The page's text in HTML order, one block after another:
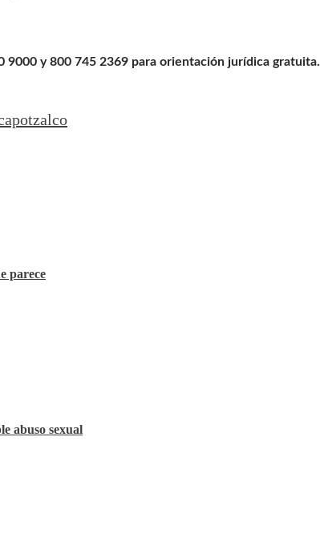
9000 y 800 745 2369 para orientación jurídica gratuita.
parece
abuso sexual